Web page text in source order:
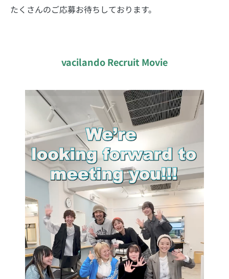
たくさんのご応募お待ちしております。
vacilando Recruit Movie